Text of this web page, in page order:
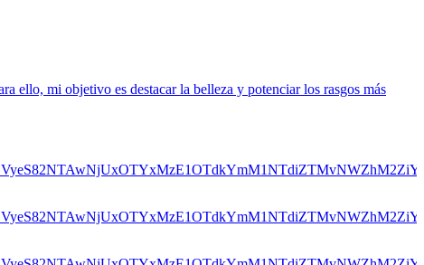
ello, mi objetivo es destacar la belleza y potenciar los rasgos más